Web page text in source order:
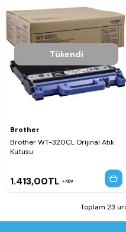
Tükendi
Brother
Brother WT-320CL Orijinal Atık
Kutusu
1.413,00TL KDV
Toplam 23